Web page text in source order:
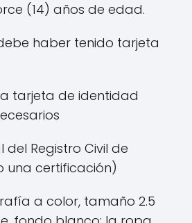
(14) años de edad.
haber tenido tarjeta
tarjeta de identidad
del Registro Civil de
una certificación)
a color, tamaño 2.5